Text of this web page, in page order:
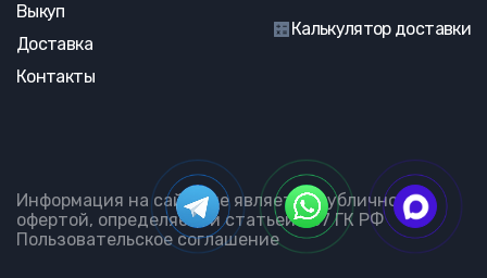
Выкуп
Доставка
Контакты
Калькулятор доставки
Информация на сайте не является публичной
офертой, определяемой статьей 437 ГК РФ
Пользовательское соглашение